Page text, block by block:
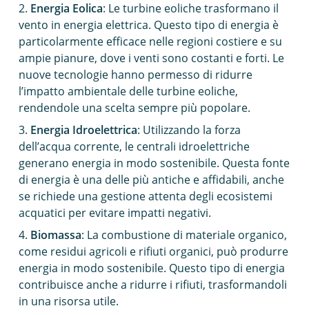
Energia Eolica: Le turbine eoliche trasformano il
vento in energia elettrica. Questo tipo di energia è
particolarmente efficace nelle regioni costiere e su
ampie pianure, dove i venti sono costanti e forti. Le
nuove tecnologie hanno permesso di ridurre
l’impatto ambientale delle turbine eoliche,
rendendole una scelta sempre più popolare.
Energia Idroelettrica: Utilizzando la forza
dell’acqua corrente, le centrali idroelettriche
generano energia in modo sostenibile. Questa fonte
di energia è una delle più antiche e affidabili, anche
se richiede una gestione attenta degli ecosistemi
acquatici per evitare impatti negativi.
Biomassa: La combustione di materiale organico,
come residui agricoli e rifiuti organici, può produrre
energia in modo sostenibile. Questo tipo di energia
contribuisce anche a ridurre i rifiuti, trasformandoli
in una risorsa utile.